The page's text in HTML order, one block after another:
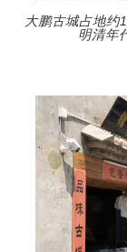
大鹏古城占地约
明清年